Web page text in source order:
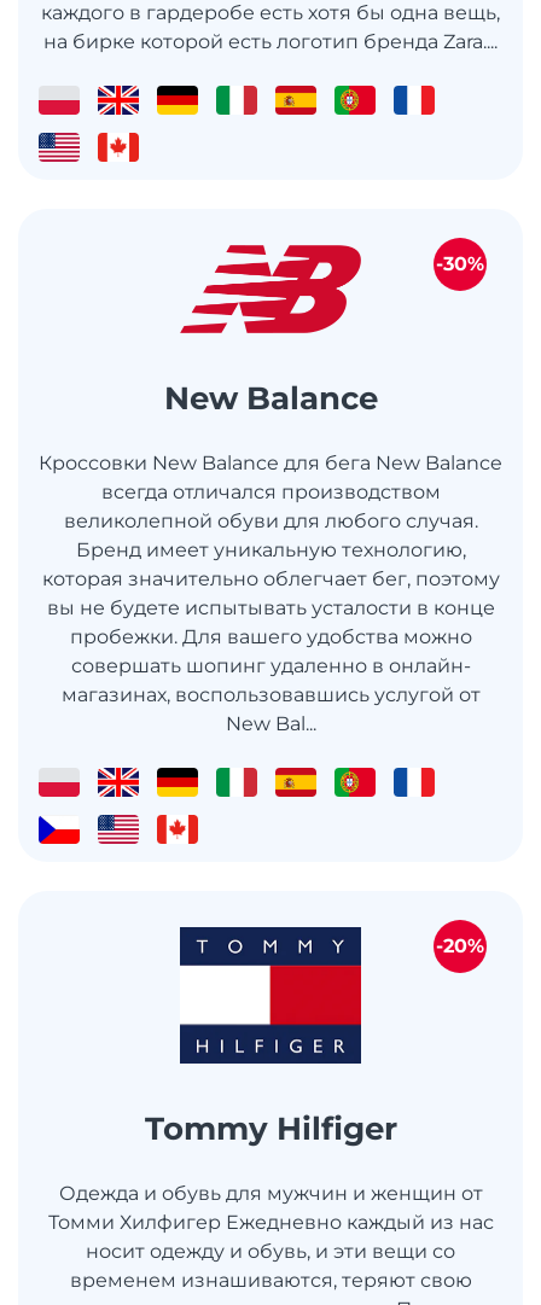
каждого в гардеробе есть хотя бы одна вещь,
на бирке которой есть логотип бренда Zara....
New Balance
Кроссовки New Balance для бега New Balance
всегда отличался производством
великолепной обуви для любого случая.
Бренд имеет уникальную технологию,
которая значительно облегчает бег, поэтому
вы не будете испытывать усталости в конце
пробежки. Для вашего удобства можно
совершать шопинг удаленно в онлайн-
магазинах, воспользовавшись услугой от
New Bal...
-30%
Tommy Hilfiger
Одежда и обувь для мужчин и женщин от
Томми Хилфигер Ежедневно каждый из нас
носит одежду и обувь, и эти вещи со
временем изнашиваются, теряют свою
-20%